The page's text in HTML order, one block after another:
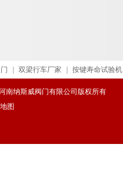
双梁行车厂家 按键寿命试验机
南纳斯威阀门有限公司版权所有
图